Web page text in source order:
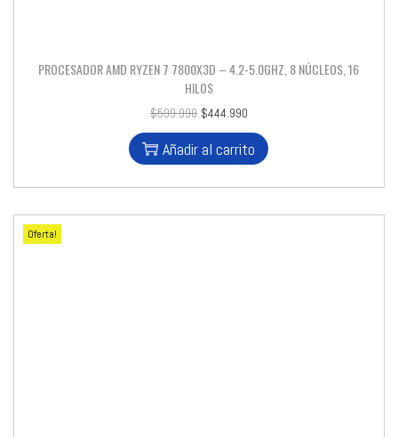
PROCESADOR AMD RYZEN 7 7800X3D – 4.2-5.0GHZ, 8 NÚCLEOS, 16
HILOS
$599.990 $444.990
Añadir al carrito
Oferta!